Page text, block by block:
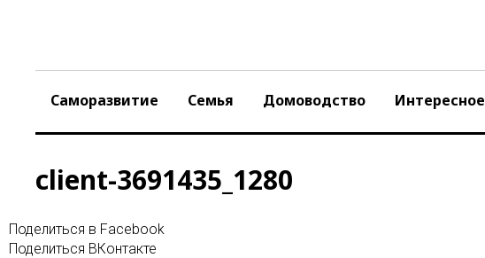
Саморазвитие Семья Домоводство Интересное
client-3691435_1280
Поделиться в Facebook
Поделиться ВКонтакте